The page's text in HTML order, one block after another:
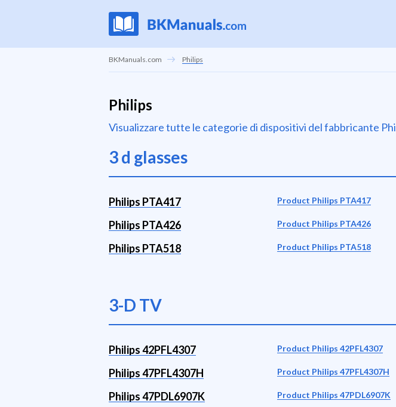
BKManuals.com Philips
Philips
Visualizzare tutte le categorie di dispositivi del fabbricante
3 d glasses
Philips PTA417 Product Philips PTA417
Philips PTA426 Product Philips PTA426
Philips PTA518 Product Philips PTA518
3-D TV
Philips 42PFL4307 Product Philips 42PFL4307
Philips 47PFL4307H Product Philips 47PFL4307H
Philips 47PDL6907K Product Philips 47PDL6907K